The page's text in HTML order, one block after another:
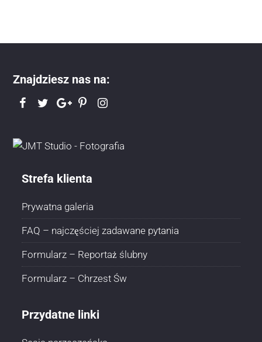
Znajdziesz nas na:
Strefa klienta
Prywatna galeria
FAQ – najczęściej zadawane pytania
Formularz – Reportaż ślubny
Formularz – Chrzest Św
Przydatne linki